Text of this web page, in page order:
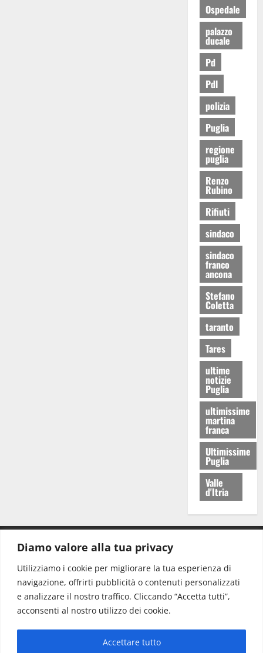
Diamo valore alla tua privacy
Utilizziamo i cookie per migliorare la tua esperienza di
navigazione, offrirti pubblicità o contenuti personalizzati
e analizzare il nostro traffico. Cliccando “Accetta tutti”,
acconsenti al nostro utilizzo dei cookie.
Accettare tutto
Ospedale
palazzo
ducale
Pd
Pdl
polizia
Puglia
regione
puglia
Renzo
Rubino
Rifiuti
sindaco
sindaco
franco
ancona
Stefano
Coletta
taranto
Tares
ultime
notizie
Puglia
ultimissime
martina
franca
Ultimissime
Puglia
Valle
d'Itria
Redazione: redazione@www.martinasera.it
Direttore:direttore@www.martinasera.it
Info & Commerciale:info@www.martinasera.it